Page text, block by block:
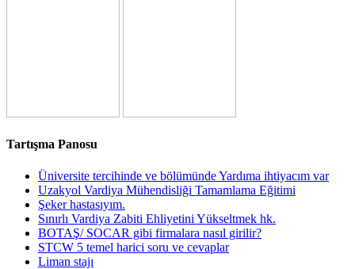
Tartışma Panosu
Üniversite tercihinde ve bölümünde Yardıma ihtiyacım var
Uzakyol Vardiya Mühendisliği Tamamlama Eğitimi
Şeker hastasıyım.
Sınırlı Vardiya Zabiti Ehliyetini Yükseltmek hk.
BOTAŞ/ SOCAR gibi firmalara nasıl girilir?
STCW 5 temel harici soru ve cevaplar
Liman stajı